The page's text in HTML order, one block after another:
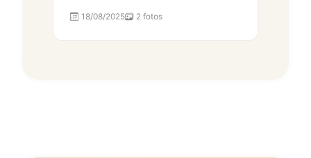
18/08/2025 2 fotos